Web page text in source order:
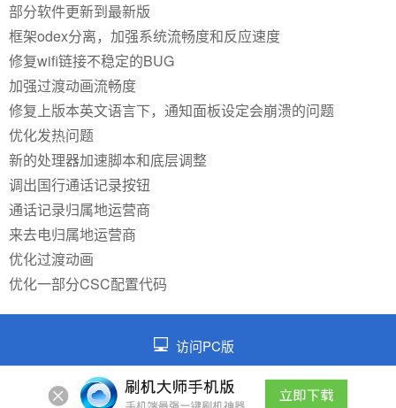
部分软件更新到最新版
框架odex分离，加强系统流畅度和反应速度
修复wifi链接不稳定的BUG
加强过渡动画流畅度
修复上版本英文语言下，通知面板设定会崩溃的问题
优化发热问题
新的处理器加速脚本和底层调整
调出国行通话记录按钮
通话记录归属地运营商
来去电归属地运营商
优化过渡动画
优化一部分CSC配置代码
访问PC版
©2026 皖ICP备2021014026号